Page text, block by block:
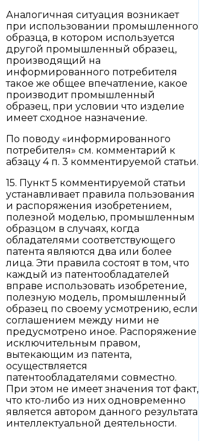
Аналогичная ситуация возникает
при использовании промышленного
образца, в котором используется
другой промышленный образец,
производящий на
информированного потребителя
такое же общее впечатление, какое
производит промышленный
образец, при условии что изделие
имеет сходное назначение.
По поводу «информированного
потребителя» см. комментарий к
абзацу 4 п. 3 комментируемой статьи.
15. Пункт 5 комментируемой статьи
устанавливает правила пользования
и распоряжения изобретением,
полезной моделью, промышленным
образцом в случаях, когда
обладателями соответствующего
патента являются два или более
лица. Эти правила состоят в том, что
каждый из патентообладателей
вправе использовать изобретение,
полезную модель, промышленный
образец по своему усмотрению, если
соглашением между ними не
предусмотрено иное. Распоряжение
исключительным правом,
вытекающим из патента,
осуществляется
патентообладателями совместно.
При этом не имеет значения тот факт,
что кто-либо из них одновременно
является автором данного результата
интеллектуальной деятельности.